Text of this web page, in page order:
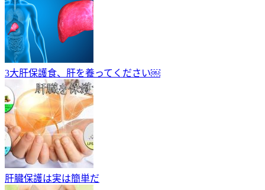
3大肝保護食、肝を養ってください￼
肝臓保護は実は簡単だ